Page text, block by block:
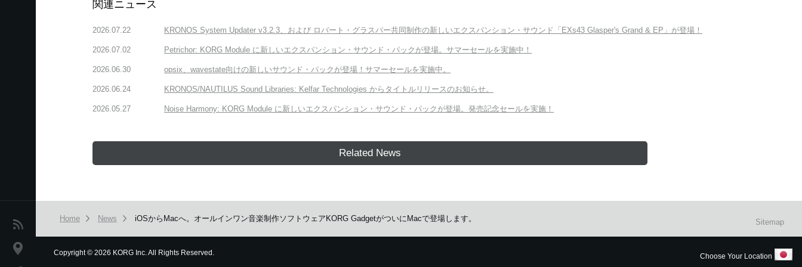
News
Location
関連ニュース
2026.07.22 KRONOS System Updater v3.2.3、および ロバート・グラスパー共同制作の新しいエクスパンション・サウンド「EXs43 Glasper's Grand & EP」が登場！
2026.07.02 Petrichor: KORG Module に新しいエクスパンション・サウンド・パックが登場。サマーセールを実施中！
2026.06.30 opsix、wavestate向けの新しいサウンド・パックが登場！サマーセールを実施中。
2026.06.24 KRONOS/NAUTILUS Sound Libraries: Kelfar Technologies からタイトルリリースのお知らせ。
2026.05.27 Noise Harmony: KORG Module に新しいエクスパンション・サウンド・パックが登場。発売記念セールを実施！
Related News
Home News iOSからMacへ。オールインワン音楽制作ソフトウェアKORG GadgetがついにMacで登場します。 Sitemap
Copyright© 2026 KORG Inc. All Rights Reserved. Choose Your Location